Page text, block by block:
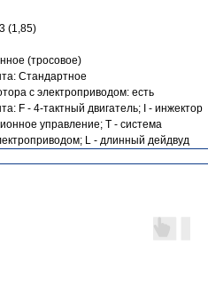
(1,85)
(тросовое)
Стандартное
с электроприводом: есть
F - 4-тактный двигатель; I - инжектор
управление; T - система
L - длинный дейдвуд